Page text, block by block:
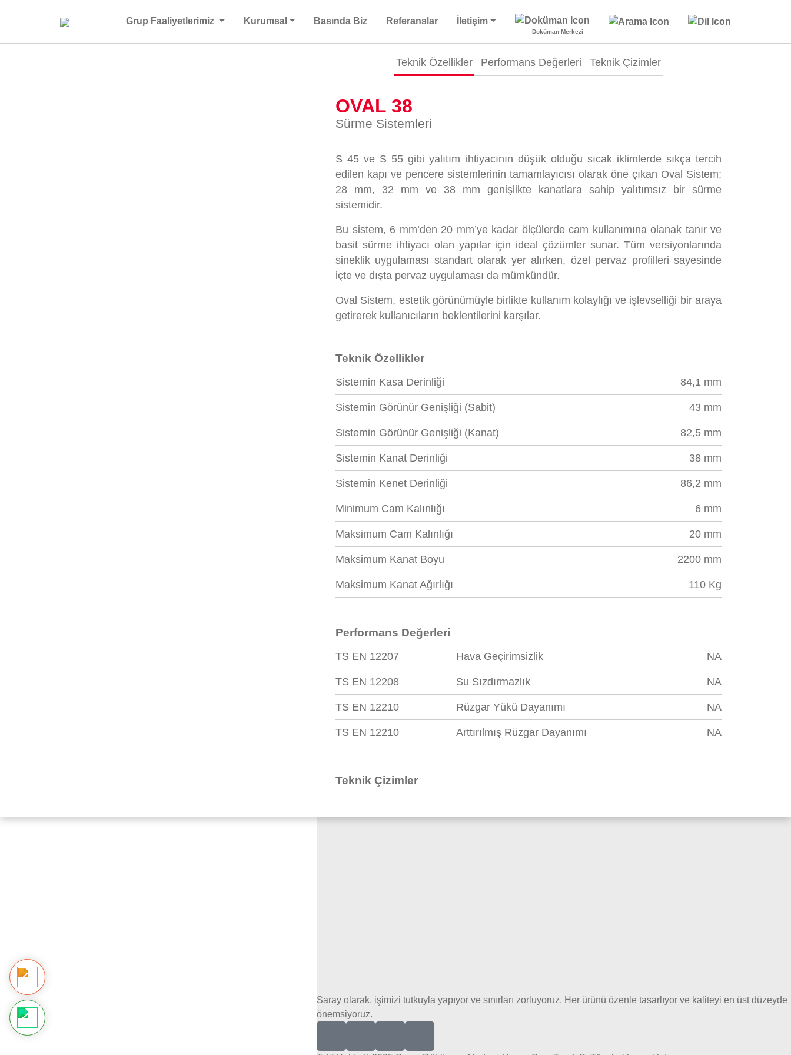
Grup Faaliyetlerimiz Kurumsal Basında Biz Referanslar İletişim
Doküman Merkezi
Teknik Özellikler Performans Değerleri Teknik Çizimler
OVAL 38
Sürme Sistemleri
S 45 ve S 55 gibi yalıtım ihtiyacının düşük olduğu sıcak iklimlerde sıkça tercih
edilen kapı ve pencere sistemlerinin tamamlayıcısı olarak öne çıkan Oval Sistem;
28 mm, 32 mm ve 38 mm genişlikte kanatlara sahip yalıtımsız bir sürme
sistemidir.
Bu sistem, 6 mm’den 20 mm’ye kadar ölçülerde cam kullanımına olanak tanır ve
basit sürme ihtiyacı olan yapılar için ideal çözümler sunar. Tüm versiyonlarında
sineklik uygulaması standart olarak yer alırken, özel pervaz profilleri sayesinde
içte ve dışta pervaz uygulaması da mümkündür.
Oval Sistem, estetik görünümüyle birlikte kullanım kolaylığı ve işlevselliği bir araya
getirerek kullanıcıların beklentilerini karşılar.
Teknik Özellikler
Sistemin Kasa Derinliği 84,1 mm
Sistemin Görünür Genişliği (Sabit) 43 mm
Sistemin Görünür Genişliği (Kanat) 82,5 mm
Sistemin Kanat Derinliği 38 mm
Sistemin Kenet Derinliği 86,2 mm
Minimum Cam Kalınlığı 6 mm
Maksimum Cam Kalınlığı 20 mm
Maksimum Kanat Boyu 2200 mm
Maksimum Kanat Ağırlığı 110 Kg
Performans Değerleri
TS EN 12207 Hava Geçirimsizlik NA
TS EN 12208 Su Sızdırmazlık NA
TS EN 12210 Rüzgar Yükü Dayanımı NA
TS EN 12210 Arttırılmış Rüzgar Dayanımı NA
Teknik Çizimler
Saray olarak, işimizi tutkuyla yapıyor ve sınırları zorluyoruz. Her ürünü özenle tasarlıyor ve kaliteyi en üst düzeyde
önemsiyoruz.